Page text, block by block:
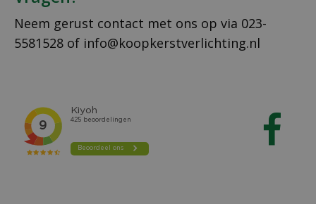
Neem gerust contact met ons op via 023-
5581528 of info@koopkerstverlichting.nl